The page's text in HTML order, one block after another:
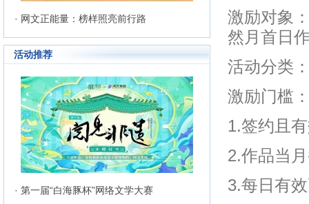
立起极高声望。 历经十二年的风
雨，晋江文学城已经从一个简单的
文学爱好者的集散地快速且稳健地
成长为行业内的翘楚，为1300万
来自不同地区和国家的注册用户突
破地区、种族、语言和国家的障碍
聚集在这里的网络文学同好们构建
起创作交流与沟通的平台。
· 网文正能量：榜样照亮前行路
活动推荐
· 第一届“白海豚杯”网络文学大赛
激励对象
然月首日
活动分类
激励门槛
1.签约且
2.作品当
3.每日有